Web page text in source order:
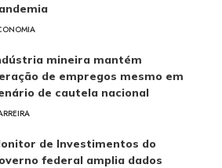
mineira mantém
de empregos mesmo em
de cautela nacional
de Investimentos do
federal amplia dados